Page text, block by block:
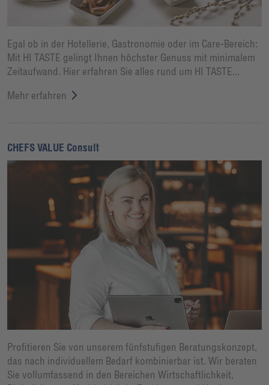
Egal ob in der Hotellerie, Gastronomie oder im Care-Bereich:
Mit HI TASTE gelingt Ihnen höchster Genuss mit minimalem
Zeitaufwand. Hier erfahren Sie alles rund um HI TASTE...
Mehr erfahren
CHEFS VALUE Consult
Profitieren Sie von unserem fünfstufigen Beratungskonzept,
das nach individuellem Bedarf kombinierbar ist. Wir beraten
Sie vollumfassend in den Bereichen Wirtschaftlichkeit,